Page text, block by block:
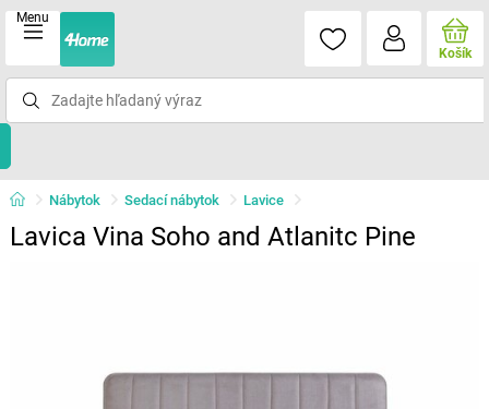
Menu
Košík
Nábytok Sedací nábytok Lavice
Lavica Vina Soho and Atlanitc Pine